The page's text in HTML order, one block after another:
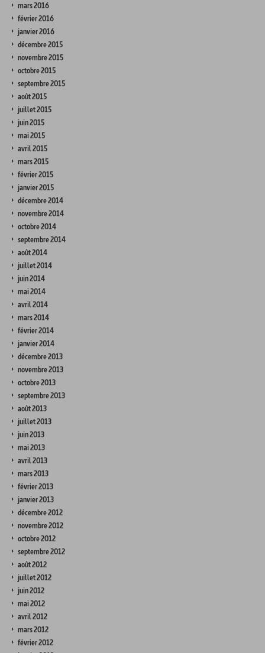
mars 2016
février 2016
janvier 2016
décembre 2015
novembre 2015
octobre 2015
septembre 2015
août 2015
juillet 2015
juin 2015
mai 2015
avril 2015
mars 2015
février 2015
janvier 2015
décembre 2014
novembre 2014
octobre 2014
septembre 2014
août 2014
juillet 2014
juin 2014
mai 2014
avril 2014
mars 2014
février 2014
janvier 2014
décembre 2013
novembre 2013
octobre 2013
septembre 2013
août 2013
juillet 2013
juin 2013
mai 2013
avril 2013
mars 2013
février 2013
janvier 2013
décembre 2012
novembre 2012
octobre 2012
septembre 2012
août 2012
juillet 2012
juin 2012
mai 2012
avril 2012
mars 2012
février 2012